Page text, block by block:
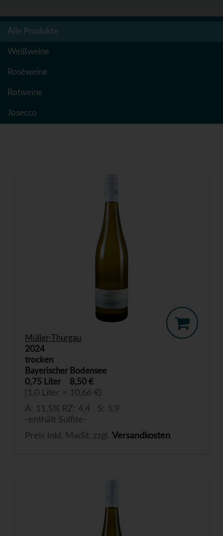
Alle Produkte
Weißweine
Roséweine
Rotweine
Josecco
Müller-Thurgau
2024
trocken
Bayerischer Bodensee
0,75 Liter
8,50 €
(1,0 Liter = 10,66 €)
A: 11,5% RZ: 4,4 S: 5,9
-enthält Sulfite-
Preis inkl. MwSt. zzgl. Versandkosten